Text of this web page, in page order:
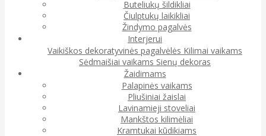
Buteliukų šildikliai
Čiulptukų laikikliai
Žindymo pagalvės
Interjerui
Vaikiškos dekoratyvinės pagalvėlės Kilimai vaikams
Sėdmaišiai vaikams Sienų dekoras
Žaidimams
Palapinės vaikams
Pliušiniai žaislai
Lavinamieji stoveliai
Mankštos kilimėliai
Kramtukai kūdikiams